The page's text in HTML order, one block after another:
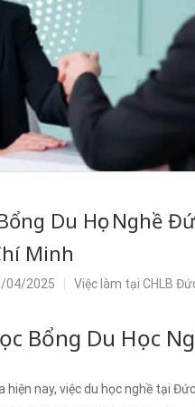
Du Học Nghề
Minh
04/2025 Việc làm tại CHLB
Bổng Du Học
hiện nay, việc du học nghề tại